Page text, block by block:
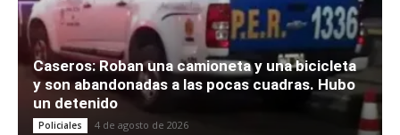
Caseros: Roban una camioneta y una bicicleta
y son abandonadas a las pocas cuadras. Hubo
un detenido
Policiales 4 de agosto de 2026